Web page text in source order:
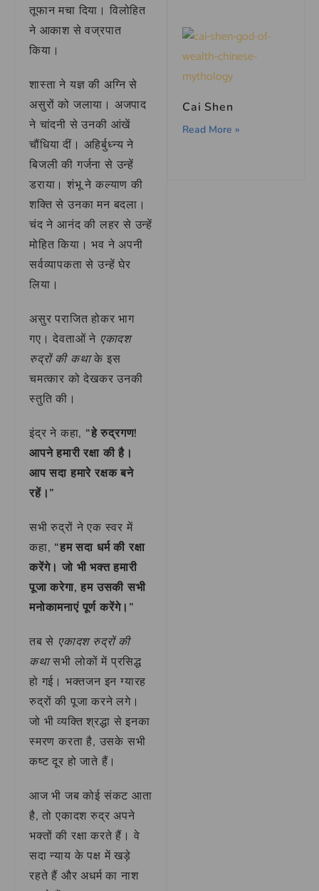
तूफान मचा दिया। विलोहित
ने आकाश से वज्रपात
किया।
शास्ता ने यज्ञ की अग्नि से
असुरों को जलाया। अजपाद
ने चांदनी से उनकी आंखें
चौंधिया दीं। अहिर्बुध्न्य ने
बिजली की गर्जना से उन्हें
डराया। शंभू ने कल्याण की
शक्ति से उनका मन बदला।
चंद ने आनंद की लहर से उन्हें
मोहित किया। भव ने अपनी
सर्वव्यापकता से उन्हें घेर
लिया।
असुर पराजित होकर भाग
गए। देवताओं ने एकादश
रुद्रों की कथाके इस
चमत्कार को देखकर उनकी
स्तुति की।
इंद्र ने कहा, “हे रुद्रगण!
आपने हमारी रक्षा की है।
आप सदा हमारे रक्षक बने
रहें।”
सभी रुद्रों ने एक स्वर में
कहा, “हम सदा धर्म की रक्षा
करेंगे। जो भी भक्त हमारी
पूजा करेगा, हम उसकी सभी
मनोकामनाएं पूर्ण करेंगे।”
तब से एकादश रुद्रों की
कथासभी लोकों में प्रसिद्ध
हो गई। भक्तजन इन ग्यारह
रुद्रों की पूजा करने लगे।
जो भी व्यक्ति श्रद्धा से इनका
स्मरण करता है, उसके सभी
कष्ट दूर हो जाते हैं।
आज भी जब कोई संकट आता
है, तो एकादश रुद्र अपने
भक्तों की रक्षा करते हैं। वे
सदा न्याय के पक्ष में खड़े
रहते हैं और अधर्म का नाश
Cai Shen
Read More »